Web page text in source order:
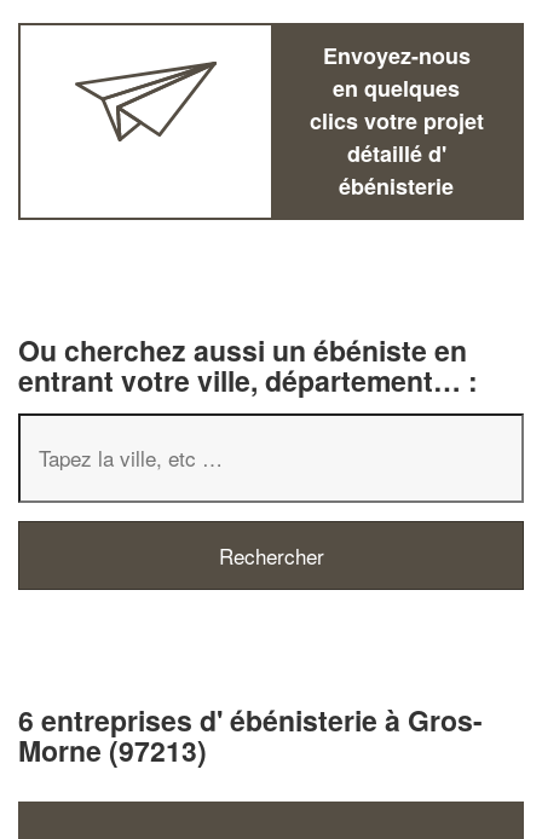
Envoyez-nous
en quelques
clics votre projet
détaillé d'
ébénisterie
Ou cherchez aussi un ébéniste en
entrant votre ville, département… :
6 entreprises d' ébénisterie à Gros-
Morne (97213)